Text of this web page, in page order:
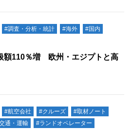
#調査・分析・統計 #海外
#国内
額110％増 欧州・エジプトと高
#航空会社 #クルーズ
#取材ノート
通・運輸
#ランドオペレーター